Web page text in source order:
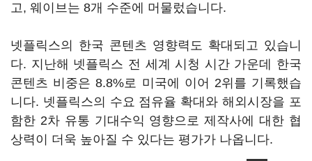
고, 웨이브는 8개 수준에 머물렀습니다.
넷플릭스의 한국 콘텐츠 영향력도 확대되고 있습니
다. 지난해 넷플릭스 전 세계 시청 시간 가운데 한국
콘텐츠 비중은 8.8%로 미국에 이어 2위를 기록했습
니다. 넷플릭스의 수요 점유율 확대와 해외시장을 포
함한 2차 유통 기대수익 영향으로 제작사에 대한 협
상력이 더욱 높아질 수 있다는 평가가 나옵니다.